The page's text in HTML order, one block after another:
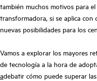
también muchos motivos para
transformadora, si se aplica
nuevas posibilidades para los
Vamos a explorar los mayores
de tecnología a la hora de
adebatir cómo puede superar